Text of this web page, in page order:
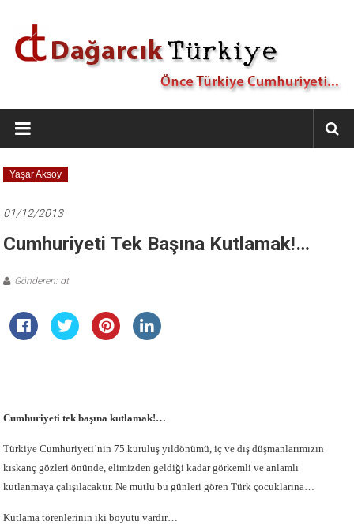
Dağarcık
Türkiye
Önce
Türkiye
Yaşar Aksoy
01/12/2013
Cumhuriyeti Tek Başına Kutlamak!…
Gönderen: dt
Cumhuriyeti tek başına kutlamak!…
Türkiye Cumhuriyeti’nin 75.kuruluş yıldönümü, iç ve dış düşmanlarımızın
kıskanç gözleri önünde, elimizden geldiği kadar görkemli ve anlamlı
kutlanmaya çalışılacaktır. Ne mutlu bu günleri gören Türk çocuklarına…
Kutlama törenlerinin iki boyutu vardır…